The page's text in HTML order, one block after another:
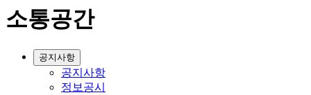
소통공간
공지사항
공지사항
정보공시